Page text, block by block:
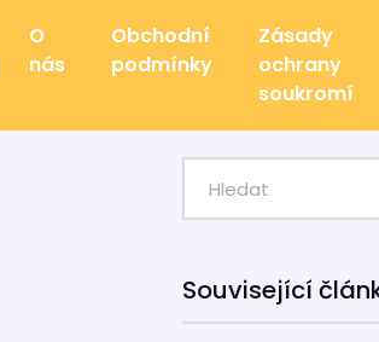
O
nás
Obchodní
podmínky
Zásady
ochrany
soukromí
Související